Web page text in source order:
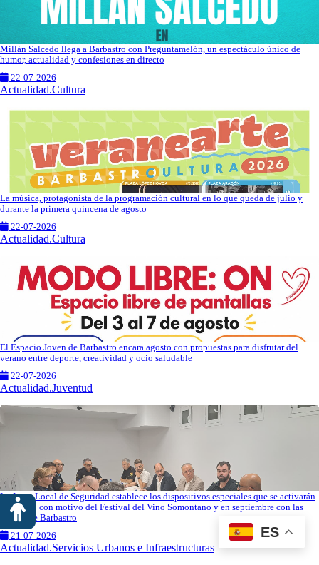
Millán Salcedo llega a Barbastro con Preguntamelón, un espectáculo único de
humor, actualidad y confesiones en directo
22-07-2026
Actualidad.Cultura
La música, protagonista de la programación cultural en lo que queda de julio y
durante la primera quincena de agosto
22-07-2026
Actualidad.Cultura
El Espacio Joven de Barbastro encara agosto con propuestas para disfrutar del
verano entre deporte, creatividad y ocio saludable
22-07-2026
Actualidad.Juventud
La Junta Local de Seguridad establece los dispositivos especiales que se activarán
en agosto con motivo del Festival del Vino Somontano y en septiembre con las
Fiestas de Barbastro
21-07-2026
Actualidad.Servicios Urbanos e Infraestructuras
ES